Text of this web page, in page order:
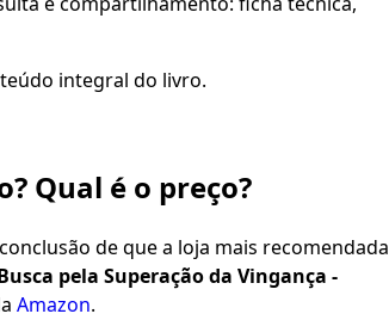
integral do livro.
Qual é o preço?
de que a loja mais recomendada
pela Superação da Vingança -
Amazon.